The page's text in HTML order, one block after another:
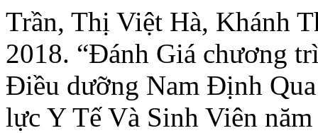
Trần, Thị Việt Hà, Khánh
2018. “Đánh Giá chương
Điều dưỡng Nam Định
lực Y Tế Và Sinh Viên